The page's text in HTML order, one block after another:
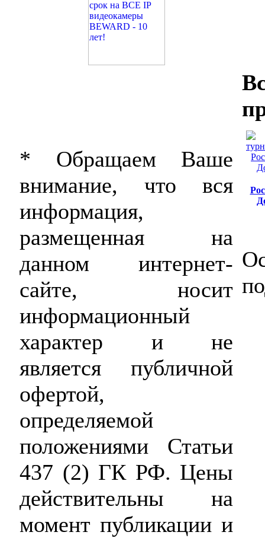
* Обращаем Ваше
внимание, что вся
информация,
размещенная на
данном интернет-
сайте, носит
информационный
характер и не
является публичной
офертой,
определяемой
положениями Статьи
437 (2) ГК РФ. Цены
действительны на
момент публикации и